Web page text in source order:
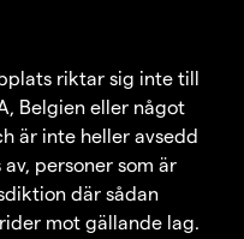
riktar sig inte till
Belgien eller något
är inte heller avsedd
personer som är
där sådan
mot gällande lag.